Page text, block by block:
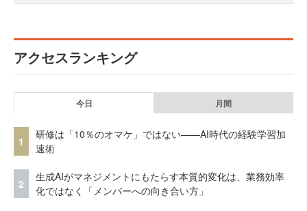
アクセスランキング
今日 月間
1
研修は「10％のオマケ」ではない——AI時代の経験学習加
速術
2
生成AIがマネジメントにもたらす本質的変化は、業務効率
化ではなく「メンバーへの向き合い方」